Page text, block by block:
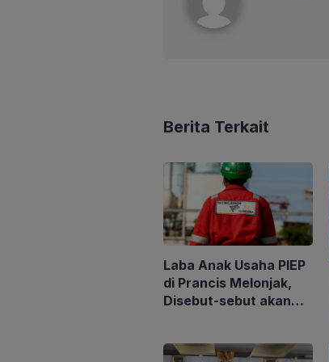
Berita Terkait
Laba Anak Usaha PIEP
di Prancis Melonjak,
Disebut-sebut akan